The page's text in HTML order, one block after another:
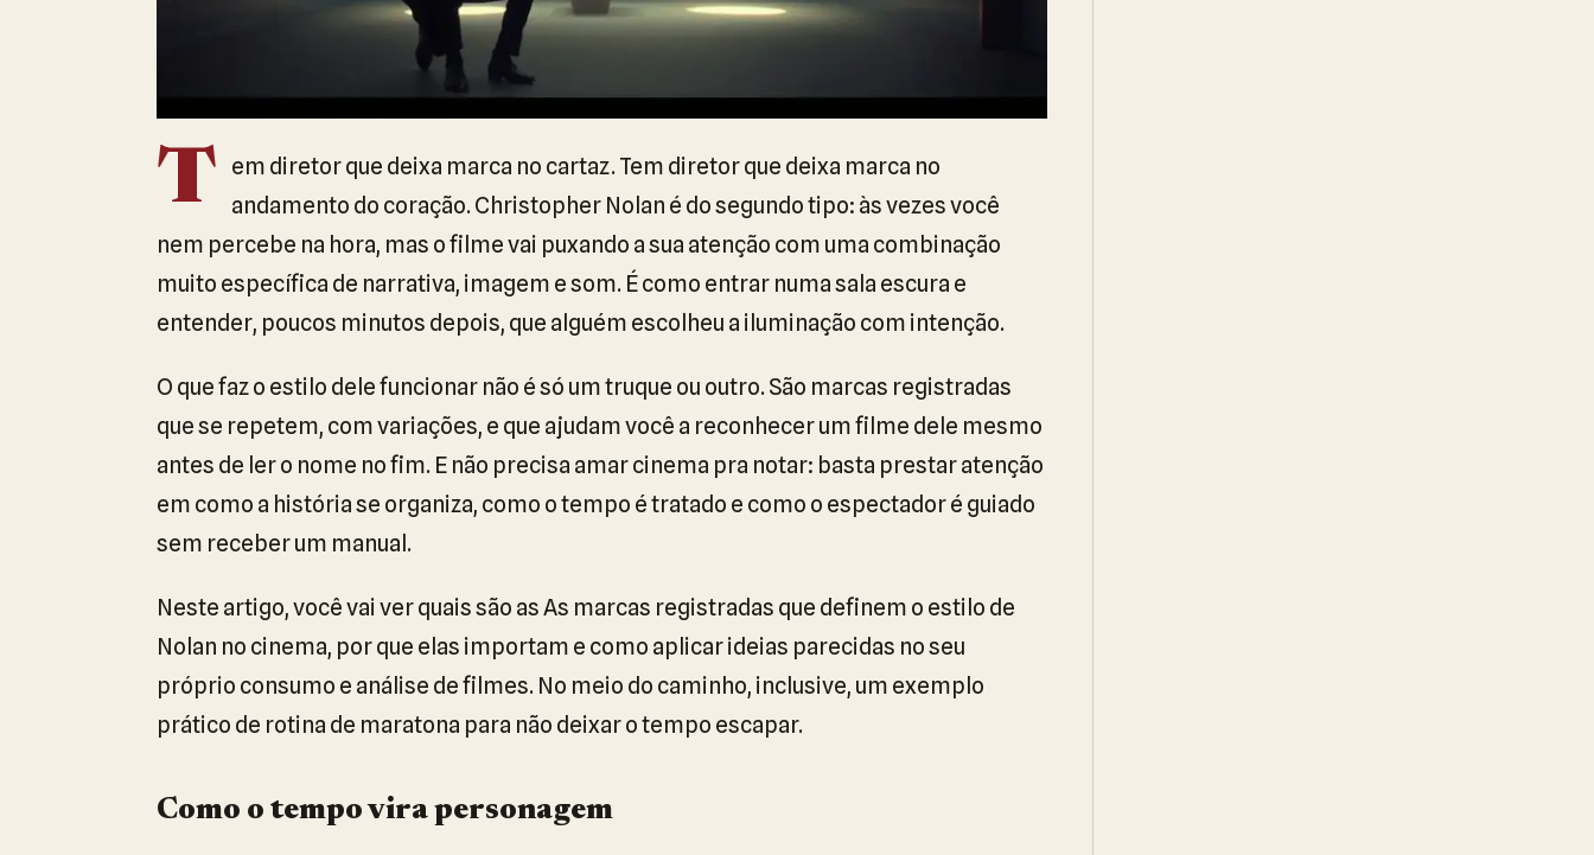
T
em diretor que deixa marca no cartaz. Tem diretor que deixa marca no
andamento do coração. Christopher Nolan é do segundo tipo: às vezes você
nem percebe na hora, mas o filme vai puxando a sua atenção com uma combinação
muito específica de narrativa, imagem e som. É como entrar numa sala escura e
entender, poucos minutos depois, que alguém escolheu a iluminação com intenção.
O que faz o estilo dele funcionar não é só um truque ou outro. São marcas registradas
que se repetem, com variações, e que ajudam você a reconhecer um filme dele mesmo
antes de ler o nome no fim. E não precisa amar cinema pra notar: basta prestar atenção
em como a história se organiza, como o tempo é tratado e como o espectador é guiado
sem receber um manual.
Neste artigo, você vai ver quais são as As marcas registradas que definem o estilo de
Nolan no cinema, por que elas importam e como aplicar ideias parecidas no seu
próprio consumo e análise de filmes. No meio do caminho, inclusive, um exemplo
prático de rotina de maratona para não deixar o tempo escapar.
Como o tempo vira personagem